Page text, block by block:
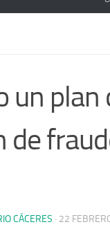
un
de
CÁCERES · 22